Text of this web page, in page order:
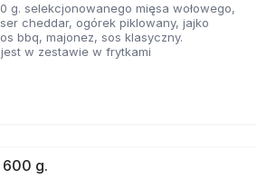
g. selekcjonowanego mięsa wołowego,
cheddar, ogórek piklowany, jajko
bbq, majonez, sos klasyczny.
w zestawie w frytkami
600 g.